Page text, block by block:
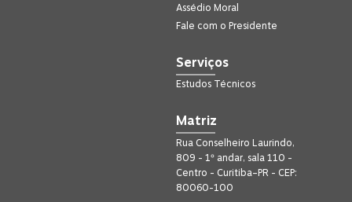
Assédio Moral
Fale com o Presidente
Serviços
Estudos Técnicos
Matriz
Rua Conselheiro Laurindo,
809 - 1º andar, sala 110 -
Centro - Curitiba–PR - CEP:
80060-100